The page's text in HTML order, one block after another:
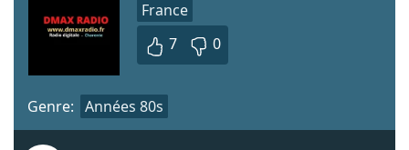
France
7
0
Genre: Années 80s